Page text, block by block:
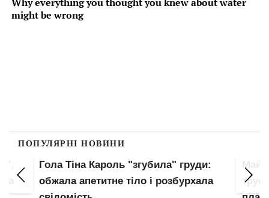
ПОПУЛЯРНІ НОВИНИ
Гола Тіна Кароль "згубила" груди:
обжала апетитне тіло і розбурхала